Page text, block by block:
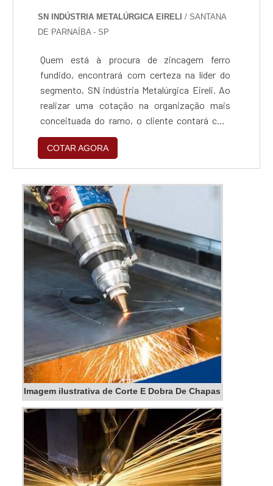
SN INDÚSTRIA METALÚRGICA EIRELI/ SANTANA
DE PARNAÍBA - SP
Quem está à procura de zincagem ferro
fundido, encontrará com certeza na líder do
segmento, SN indústria Metalúrgica Eireli. Ao
realizar uma cotação na organização mais
conceituada do ramo, o cliente contará com
serviços de excelência e o suporte de
especialistas para sanar eventuais
dúvidas.Quando o assunto é zincagem ferro
Metalúrgica Eireli o cliente encontrará ótima
qualidade e um design...
COTAR AGORA
Imagem ilustrativa de Corte E Dobra De Chapas